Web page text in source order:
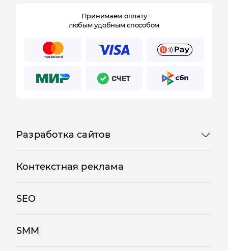
Принимаем оплату
любым удобным способом
Разработка сайтов
Контекстная реклама
SEO
SMM